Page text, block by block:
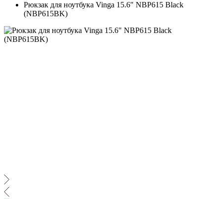
Рюкзак для ноутбука Vinga 15.6" NBP615 Black
(NBP615BK)